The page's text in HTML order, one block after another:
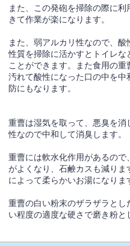
また、この発砲を掃除の際に
きて作業が楽になります。
また、弱アルカリ性なので、
性質を掃除に活かすとトイレな
ことができます。また食用の
汚れて酸性になった口の中を
防にもなります。
重曹は湿気を取って、悪臭を
性なので中和して消臭します。
重曹には軟水化作用があるの
がよくなり、石鹸カスも減りま
によって柔らかいお湯になりま
重曹の白い粉末のザラザラと
い程度の適度な硬さで磨き粉と